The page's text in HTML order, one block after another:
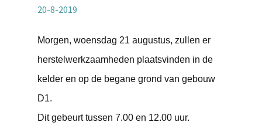
20-8-2019
Morgen, woensdag 21 augustus, zullen er
herstelwerkzaamheden plaatsvinden in de
kelder en op de begane grond van gebouw
D1.
Dit gebeurt tussen 7.00 en 12.00 uur.